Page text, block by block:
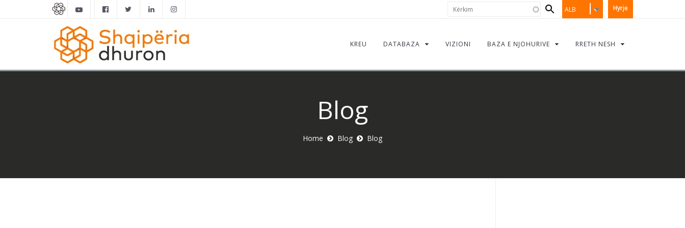
Hyrje
ALB
Search
form
KREU DATABAZA VIZIONI BAZA E NJOHURIVE RRETH NESH
Blog
Home Blog Blog